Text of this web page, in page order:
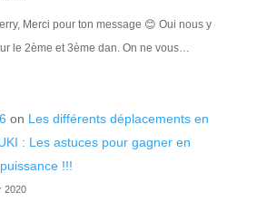
Merci pour ton message 😊 Oui nous y
le 2ème et 3ème dan. On ne vous…
on Les différents déplacements en
: Les astuces pour gagner en
!!!
2020